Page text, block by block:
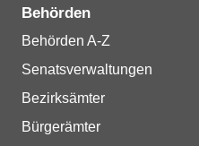
Behörden
Behörden A-Z
Senatsverwaltungen
Bezirksämter
Bürgerämter